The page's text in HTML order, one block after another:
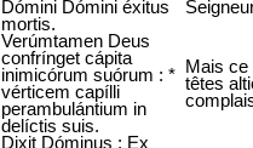
Dómini Dómini éxitus
mortis.
Verúmtamen Deus
confrínget cápita
inimicórum suórum : *
vérticem capílli
perambulántium in
delíctis suis.
Mais ce
têtes
Dixit Dóminus : Ex